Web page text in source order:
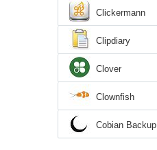
Clickermann
Clipdiary
Clover
Clownfish
Cobian Backup